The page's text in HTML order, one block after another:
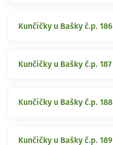
Kunčičky u Bašky č.p. 186
Kunčičky u Bašky č.p. 187
Kunčičky u Bašky č.p. 188
Kunčičky u Bašky č.p. 189